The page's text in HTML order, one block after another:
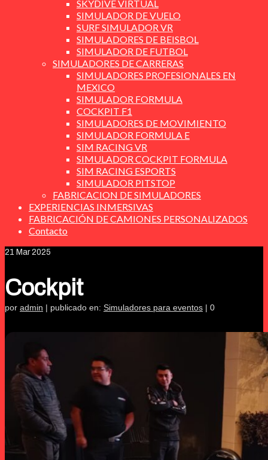
SKYDIVE VIRTUAL
SIMULADOR DE VUELO
SURF SIMULADOR VR
SIMULADORES DE BEISBOL
SIMULADOR DE FUTBOL
SIMULADORES DE CARRERAS
SIMULADORES PROFESIONALES EN
MEXICO
SIMULADOR FORMULA
COCKPIT F1
SIMULADORES DE MOVIMIENTO
SIMULADOR FORMULA E
SIM RACING VR
SIMULADOR COCKPIT FORMULA
SIM RACING ESPORTS
SIMULADOR PITSTOP
FABRICACION DE SIMULADORES
EXPERIENCIAS INMERSIVAS
FABRICACIÓN DE CAMIONES PERSONALIZADOS
Contacto
21 Mar 2025
Cockpit
por admin | publicado en: Simuladores para eventos | 0